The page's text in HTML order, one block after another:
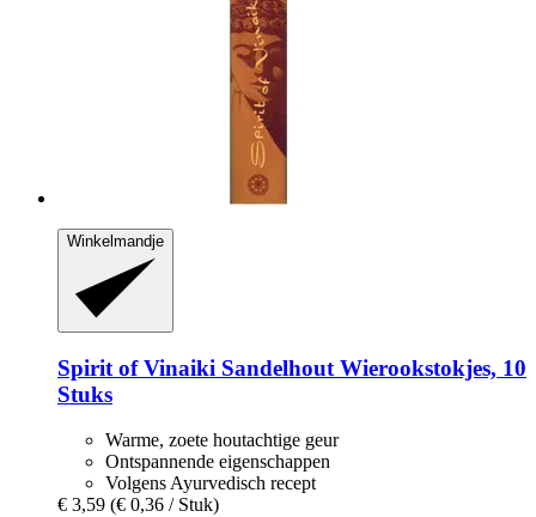
Winkelmandje
Spirit of Vinaiki Sandelhout Wierookstokjes, 10
Stuks
Warme, zoete houtachtige geur
Ontspannende eigenschappen
Volgens Ayurvedisch recept
€ 3,59 (€ 0,36 / Stuk)